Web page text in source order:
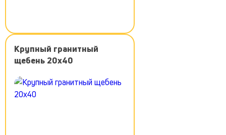
Крупный гранитный
щебень 20х40